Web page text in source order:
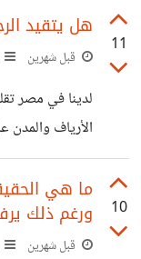
والكثير من
ومتأكدة أن
عائلتي أي شيء.
الخال والعم
الضغط المقصود
11
هل يتقيد
قبل شهرين
لدينا في مصر
الأرياف والمدن
زوجها فإنه
وهذا ليقينٍ
الرجل ببيته
يثبت مرارًا
10
ما هي
ورغم ذلك
قبل شهرين